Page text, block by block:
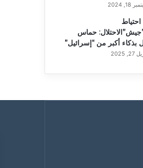
18, 2024
احتياط
حماس
بذكاء أكبر من “إسرائيل”
2025